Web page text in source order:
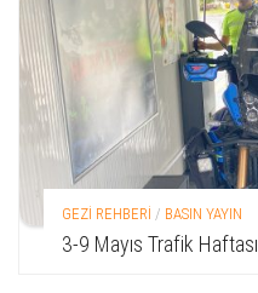
GEZİ REHBERİ / BASIN YAYIN
3-9 Mayıs Trafik Haftası